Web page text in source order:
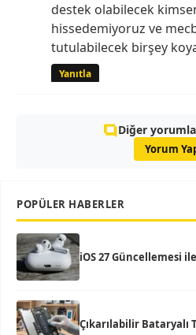
destek olabilecek
hissedemiyoruz ve
tutulabilecek birşey
Yanıtla
Diğer
Yorum
POPÜLER HABERLER
iOS 27 Güncellemesi
Çıkarılabilir